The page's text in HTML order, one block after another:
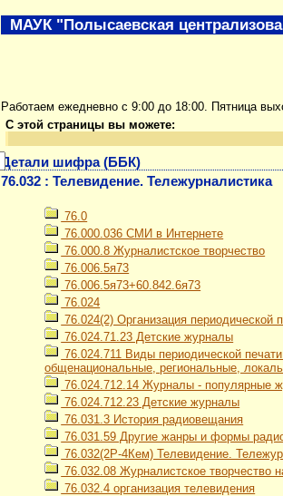
Работаем ежедневно с 9:00 до 18:00. Пятница
С этой страницы вы можете:
Детали шифра (ББК)
76.032 : Телевидение. Тележурналистика
76.0
76.000.036 СМИ в Интернете
76.000.8 Журналистское творчество
76.006.5я73
76.006.5я73+60.842.6я73
76.024
76.024(2) Организация периодической
76.024.71.23 Детские журналы
76.024.711 Виды периодической
общенациональные, региональные,
76.024.712.14 Журналы - популярные
76.024.712.23 Детские журналы
76.031.3 История радиовещания
76.031.59 Другие жанры и формы
76.032(2Р-4Кем) Телевидение.
76.032.08 Журналистское творчество
76.032.4 организация телевидения
МАУК "Полысаевская